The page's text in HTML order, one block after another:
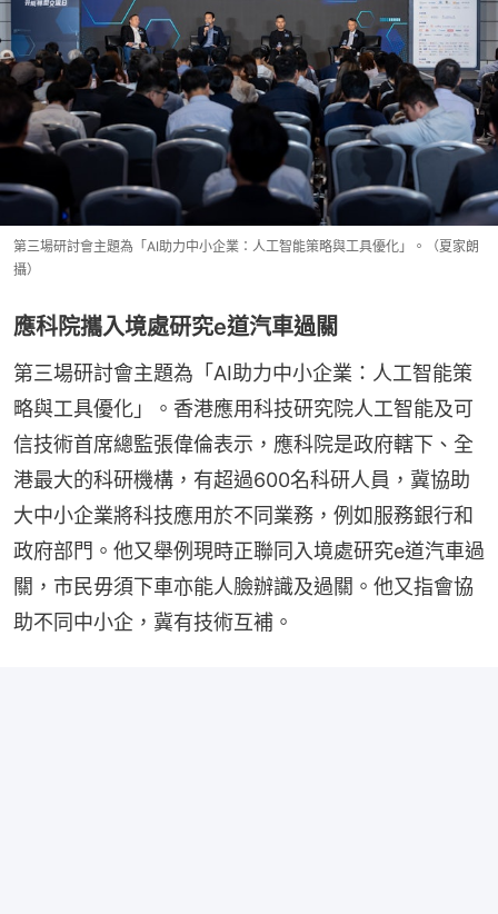
第三場研討會主題為「AI助力中小企業：人工智能策略與工具優化」。（夏家朗
攝）
應科院攜入境處研究e道汽車過關
第三場研討會主題為「AI助力中小企業：人工智能策
略與工具優化」。香港應用科技研究院人工智能及可
信技術首席總監張偉倫表示，應科院是政府轄下、全
港最大的科研機構，有超過600名科研人員，冀協助
大中小企業將科技應用於不同業務，例如服務銀行和
政府部門。他又舉例現時正聯同入境處研究e道汽車過
關，市民毋須下車亦能人臉辦識及過關。他又指會協
助不同中小企，冀有技術互補。